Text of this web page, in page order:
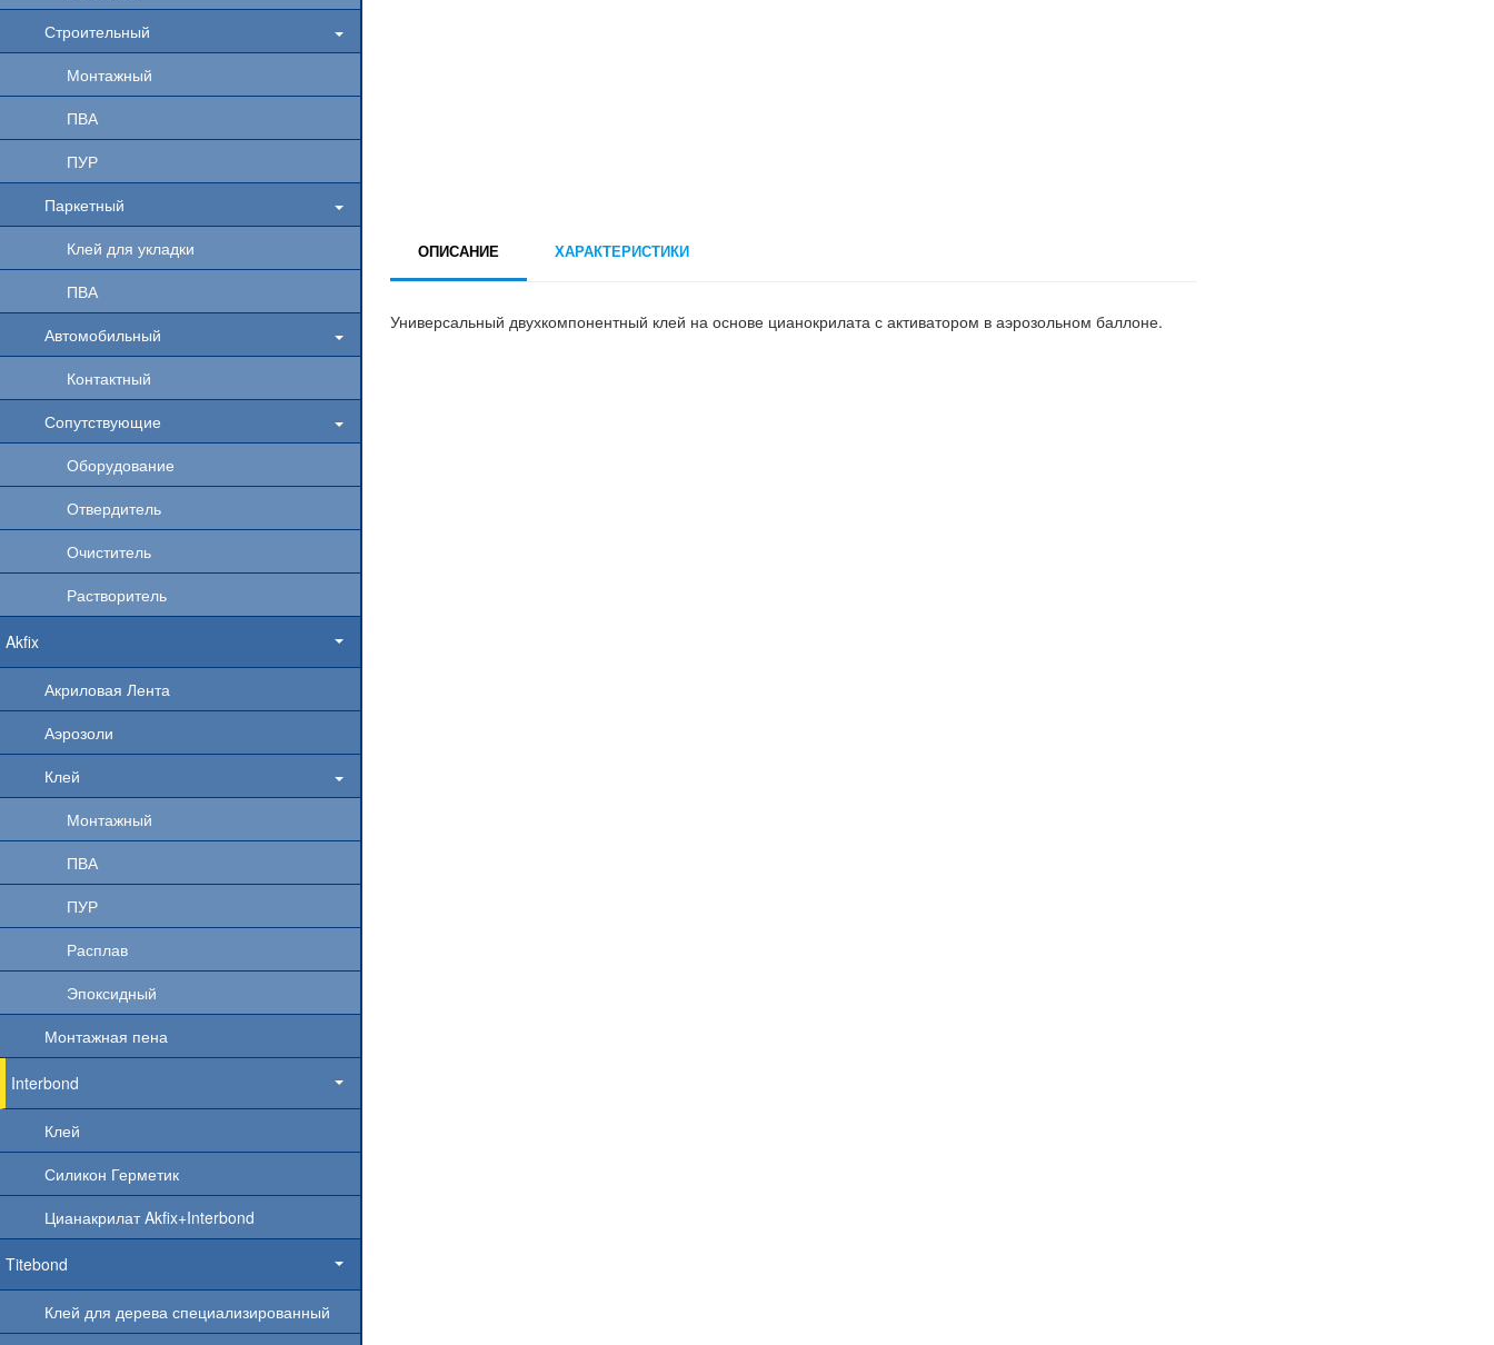
Строительный
Монтажный
ПВА
ПУР
Паркетный
Клей для укладки
ПВА
Автомобильный
Контактный
Сопутствующие
Оборудование
Отвердитель
Очиститель
Растворитель
Akfix
Акриловая Лента
Аэрозоли
Клей
Монтажный
ПВА
ПУР
Расплав
Эпоксидный
Монтажная пена
Interbond
Клей
Силикон Герметик
Цианакрилат Akfix+Interbond
Titebond
Клей для дерева специализированный
ОПИСАНИЕ ХАРАКТЕРИСТИКИ
Универсальный двухкомпонентный клей на основе цианокрилата с активатором в аэрозольном баллоне.